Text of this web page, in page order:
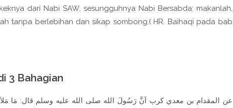
dari Nabi SAW, sesungguhnya Nabi Bersabda: makanlah,
tanpa berlebihan dan sikap sombong.( HR. Baihaqi pada bab
3 Bahagian
عن المقدام بن معدي كرب اَنَّ رَسُولَ الله صلى الله عليه وسلم قال: مَا